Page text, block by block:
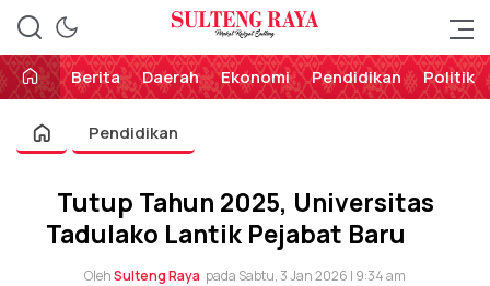
Sulteng Raya
Perekat Rakyat Sulteng
Berita
Daerah Ekonomi Pendidikan Politik
Pendidikan
Tutup Tahun 2025, Universitas
Tadulako Lantik Pejabat Baru
OlehSulteng Raya pada Sabtu, 3 Jan 2026 | 9:34 am